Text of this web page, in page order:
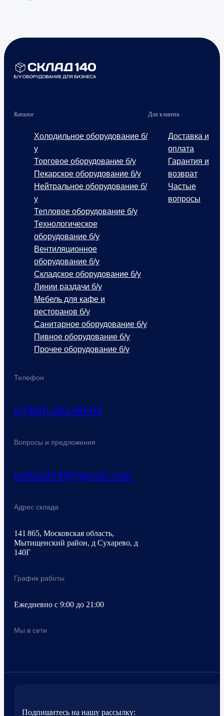
Телефон
8 (800) 201-80-04
Вопросы и предложения
nasklad140@gmail.com
Адрес склада
141 865, Московская область,
Мытищенский район, д Сухарево, д
140Г
График работы
Ежедневно с 9:00 до 21:00
Мы в сети
Каталог
Холодильное оборудование б/
у
Торговое оборудование б/у
Пекарское оборудование б/у
Нейтральное оборудование б/
у
Тепловое оборудование б/у
Технологическое
оборудование б/у
Вентиляционное
оборудование б/у
Складское оборудование б/у
Линии раздачи б/у
Мебель для кафе и
ресторанов б/у
Санитарное оборудование б/у
Пивное оборудование б/у
Прочее оборудование б/у
Для клиента
Доставка и
оплата
Гарантия и
возврат
Частые
вопросы
Подпишитесь на нашу рассылку: